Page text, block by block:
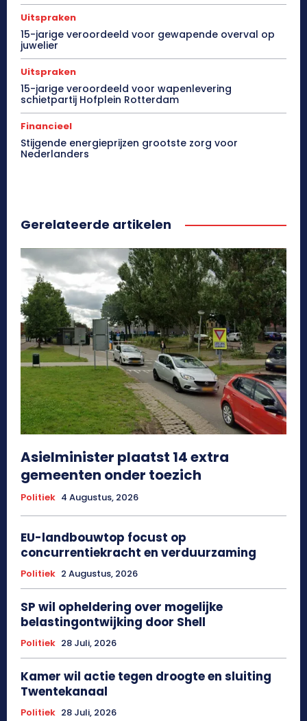
Uitspraken
15-jarige veroordeeld voor gewapende overval op
juwelier
Uitspraken
15-jarige veroordeeld voor wapenlevering
schietpartij Hofplein Rotterdam
Financieel
Stijgende energieprijzen grootste zorg voor
Nederlanders
Gerelateerde artikelen
Asielminister plaatst 14 extra
gemeenten onder toezich
Politiek 4 Augustus, 2026
EU-landbouwtop focust op
concurrentiekracht en verduurzaming
Politiek 2 Augustus, 2026
SP wil opheldering over mogelijke
belastingontwijking door Shell
Politiek 28 Juli, 2026
Kamer wil actie tegen droogte en sluiting
Twentekanaal
Politiek 28 Juli, 2026